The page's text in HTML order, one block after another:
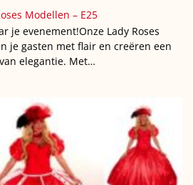
Modellen – E25
je evenement!Onze Lady Roses
je gasten met flair en creëren een
elegantie. Met…